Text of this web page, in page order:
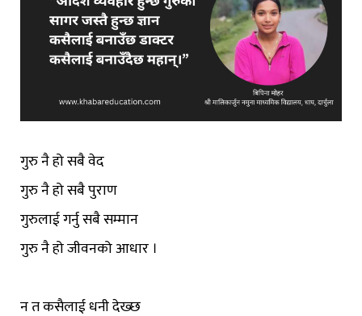
गुरु नै हो सबै वेद
गुरु नै हो सबै पुराण
गुरुलाई गर्नु सबै सम्मान
गुरु नै हो जीवनको आधार ।
न त कसैलाई धनी देख्छ